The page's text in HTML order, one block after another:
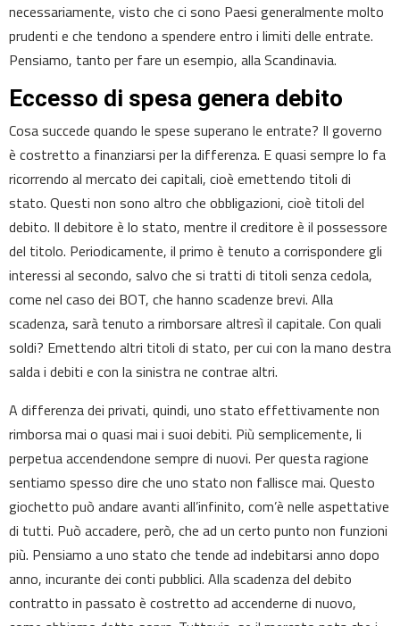
necessariamente, visto che ci sono Paesi generalmente molto
prudenti e che tendono a spendere entro i limiti delle entrate.
Pensiamo, tanto per fare un esempio, alla Scandinavia.
Eccesso di spesa genera debito
Cosa succede quando le spese superano le entrate? Il governo
è costretto a finanziarsi per la differenza. E quasi sempre lo fa
ricorrendo al mercato dei capitali, cioè emettendo titoli di
stato. Questi non sono altro che obbligazioni, cioè titoli del
debito. Il debitore è lo stato, mentre il creditore è il possessore
del titolo. Periodicamente, il primo è tenuto a corrispondere gli
interessi al secondo, salvo che si tratti di titoli senza cedola,
come nel caso dei BOT, che hanno scadenze brevi. Alla
scadenza, sarà tenuto a rimborsare altresì il capitale. Con quali
soldi? Emettendo altri titoli di stato, per cui con la mano destra
salda i debiti e con la sinistra ne contrae altri.
A differenza dei privati, quindi, uno stato effettivamente non
rimborsa mai o quasi mai i suoi debiti. Più semplicemente, li
perpetua accendendone sempre di nuovi. Per questa ragione
sentiamo spesso dire che uno stato non fallisce mai. Questo
giochetto può andare avanti all’infinito, com’è nelle aspettative
di tutti. Può accadere, però, che ad un certo punto non funzioni
più. Pensiamo a uno stato che tende ad indebitarsi anno dopo
anno, incurante dei conti pubblici. Alla scadenza del debito
contratto in passato è costretto ad accenderne di nuovo,